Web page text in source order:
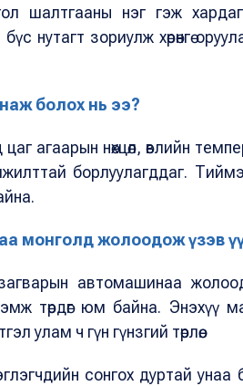
шалтгааны нэг гэж
нутагт зориулж хөрөнгө
болох нь ээ?
агаарын нөхцөл, өвлийн
борлуулагддаг.
монголд жолоодож үзэв
загварын автомашинаа
төрдөг юм байна.
улам ч гүн гүнзгий төрлөө.
сонгох дуртай унаа